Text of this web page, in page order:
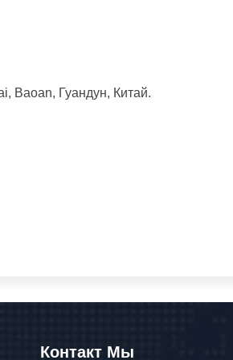
Baoan, Гуандун, Китай.
Контакт Мы